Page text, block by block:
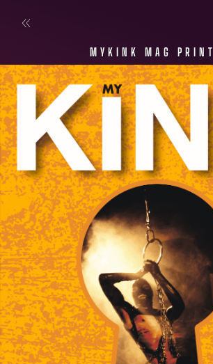
MYKINK MAG PRINT